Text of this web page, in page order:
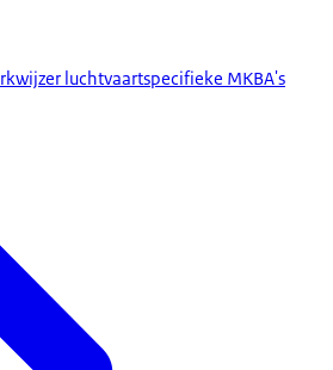
luchtvaartspecifieke MKBA's